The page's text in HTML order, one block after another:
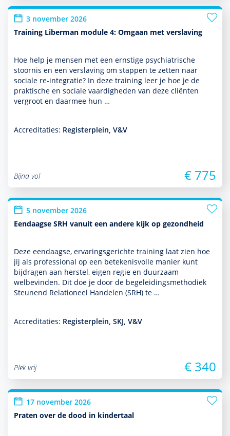
3 november 2026
Training Liberman module 4: Omgaan met verslaving
Hoe help je mensen met een ernstige psychia­trische
stoor­nis en een ver­sla­ving om stappen te zetten naar
sociale re-integratie? In deze training leer je hoe je de
prak­tische en sociale vaar­dig­heden van deze cliënten
vergroot en daarmee hun …
Accreditaties: Registerplein, V&V
Bijna vol € 775
5 november 2026
Eendaagse SRH vanuit een andere kijk op gezondheid
Deze eendaagse, ervaringsgerichte training laat zien hoe
jij als professional op een bete­kenisvolle manier kunt
bijdragen aan herstel, eigen regie en duurzaam
welbevinden. Dit doe je door de bege­lei­dingsmetho­diek
Steunend Relationeel Han­delen (SRH) te …
Accreditaties: Registerplein, SKJ, V&V
Plek vrij € 340
17 november 2026
Praten over de dood in kindertaal